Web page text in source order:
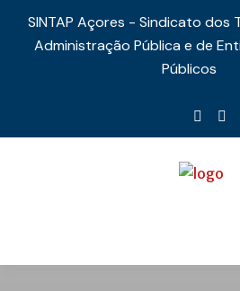
SINTAP Açores - Sindicato dos
Administração Pública e de
Públicos